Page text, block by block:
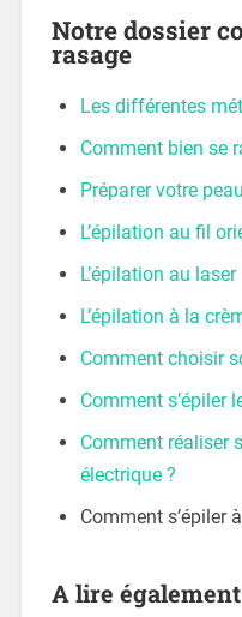
Notre dossier
rasage
Les différentes
Comment bien se
Préparer votre
L’épilation au fil
L’épilation au laser
L’épilation à la
Comment choisir
Comment s’épiler
Comment réaliser
électrique ?
Comment s’épiler
A lire